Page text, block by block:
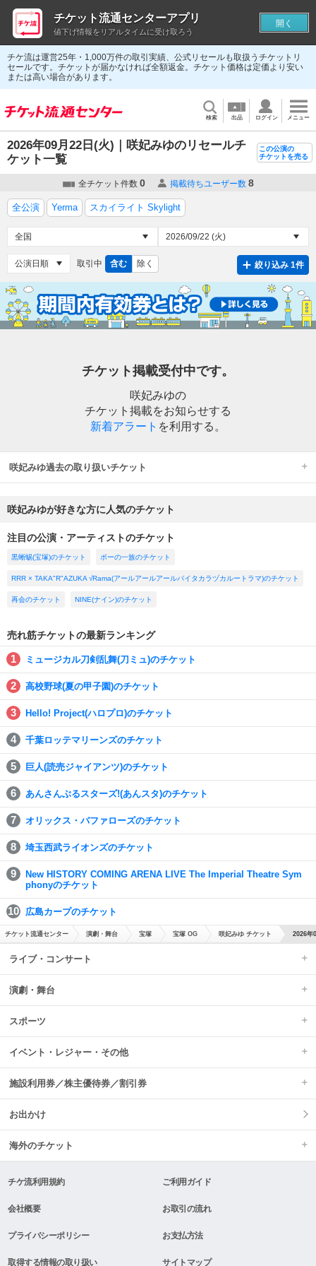
チケ流は運営25年・1,000万件の取引実績、公式リセールも取扱うチケットリ
セールです。チケットが届かなければ全額返金。チケット価格は定価より安い
または高い場合があります。
検索 出品 ログイン メニュー
2026年09月22日(火)｜咲妃みゆのリセールチ
ケット一覧
この公演の
チケットを売る
全チケット件数 0 掲載待ちユーザー数 8
全公演 Yerma スカイライト Skylight
取引中 含む 除く 絞り込み 1件
チケット掲載受付中です。
咲妃みゆの
チケット掲載をお知らせする
新着アラート を利用する。
咲妃みゆ過去の取り扱いチケット
咲妃みゆが好きな方に人気のチケット
注目の公演・アーティストのチケット
黒蜥蜴(宝塚)のチケット ポーの一族のチケット
RRR × TAKA"R"AZUKA √Rama(アールアールアールバイタカラヅカルートラマ)のチケット
再会のチケット NINE(ナイン)のチケット
売れ筋チケットの最新ランキング
ミュージカル刀剣乱舞(刀ミュ)のチケット
高校野球(夏の甲子園)のチケット
Hello! Project(ハロプロ)のチケット
千葉ロッテマリーンズのチケット
巨人(読売ジャイアンツ)のチケット
あんさんぶるスターズ!(あんスタ)のチケット
オリックス・バファローズのチケット
埼玉西武ライオンズのチケット
New HISTORY COMING ARENA LIVE The Imperial Theatre Sym
phonyのチケット
広島カープのチケット
チケット流通センター 演劇・舞台 宝塚 宝塚 OG 咲妃みゆ チケット 2026年
ライブ・コンサート
演劇・舞台
スポーツ
イベント・レジャー・その他
施設利用券／株主優待券／割引券
お出かけ
海外のチケット
チケ流利用規約 ご利用ガイド
会社概要 お取引の流れ
プライバシーポリシー お支払方法
取得する情報の取り扱い サイトマップ
チケット流通センターアプリ
値下げ情報をリアルタイムに受け取ろう
開く